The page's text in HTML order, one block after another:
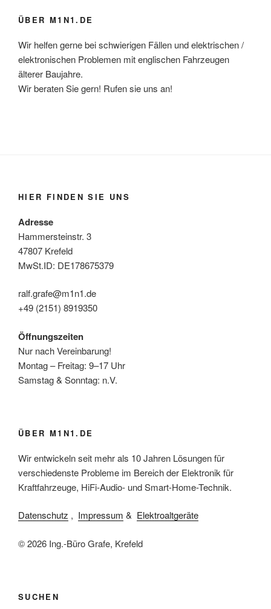
ÜBER M1N1.DE
Wir helfen gerne bei schwierigen Fällen und elektrischen /
elektronischen Problemen mit englischen Fahrzeugen
älterer Baujahre.
Wir beraten Sie gern! Rufen sie uns an!
HIER FINDEN SIE UNS
Adresse
Hammersteinstr. 3
47807 Krefeld
MwSt.ID: DE178675379
ralf.grafe@m1n1.de
+49 (2151) 8919350
Öffnungszeiten
Nur nach Vereinbarung!
Montag – Freitag: 9–17 Uhr
Samstag & Sonntag: n.V.
ÜBER M1N1.DE
Wir entwickeln seit mehr als 10 Jahren Lösungen für
verschiedenste Probleme im Bereich der Elektronik für
Kraftfahrzeuge, HiFi-Audio- und Smart-Home-Technik.
Datenschutz , Impressum & Elektroaltgeräte
© 2026 Ing.-Büro Grafe, Krefeld
SUCHEN